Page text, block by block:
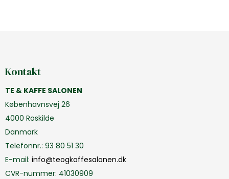
Kontakt
TE & KAFFE SALONEN
Københavnsvej 26
4000 Roskilde
Danmark
Telefonnr.: 93 80 51 30
E-mail: info@teogkaffesalonen.dk
CVR-nummer: 41030909